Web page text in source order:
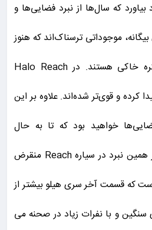
که سال‌ها از نبرد فضایی‌ها و
موجوداتی ترسناک‌اند که هنوز
با قدرت به فکر نابودی کره خاکی هستند. در Halo Reach
کرده و قوی‌تر شده‌اند. علاوه بر این
خواهید بود که تا به حال
ندیده‌اید، چون آنها قبلا در همین نبرد در سیاره Reach منقرض
که قسمت آخر سری هیلو بیشتر از
سنگین و با نفرات زیاد در صحنه می